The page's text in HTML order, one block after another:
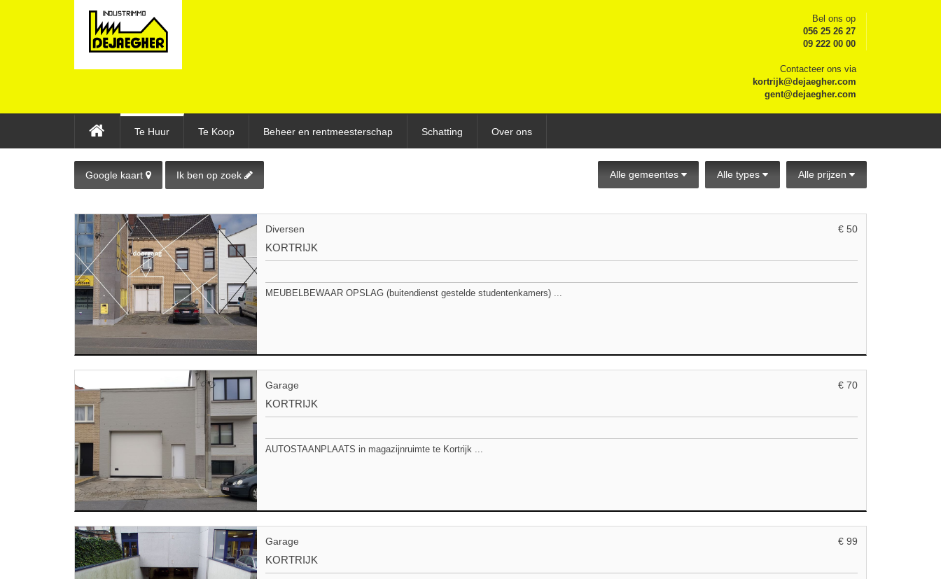
Bel ons op
056 25 26 27
09 222 00 00
Contacteer ons via
kortrijk@dejaegher.com
gent@dejaegher.com
Te Huur Te Koop Beheer en rentmeesterschap Schatting Over ons
Google kaart Ik ben op zoek Alle gemeentes Alle types Alle prijzen
Diversen € 50
KORTRIJK
MEUBELBEWAAR OPSLAG (buitendienst gestelde studentenkamers) ...
Garage € 70
KORTRIJK
AUTOSTAANPLAATS in magazijnruimte te Kortrijk ...
Garage € 99
KORTRIJK